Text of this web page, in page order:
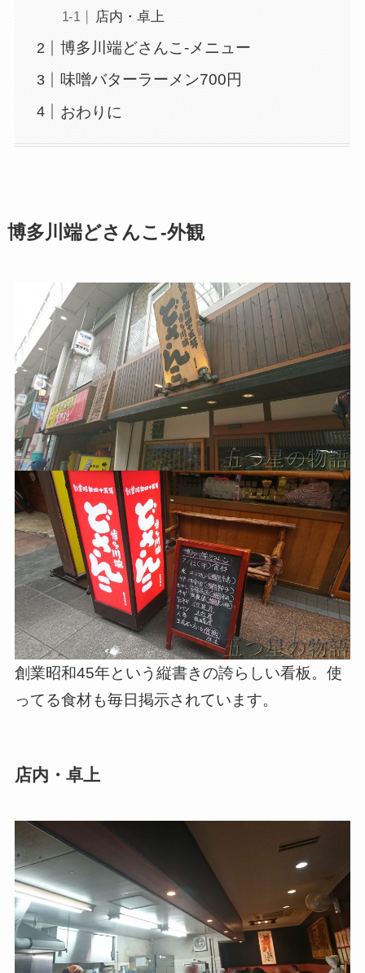
店内・卓上
博多川端どさんこ-メニュー
味噌バターラーメン700円
おわりに
博多川端どさんこ-外観
創業昭和45年という縦書きの誇らしい看板。使
ってる食材も毎日掲示されています。
店内・卓上